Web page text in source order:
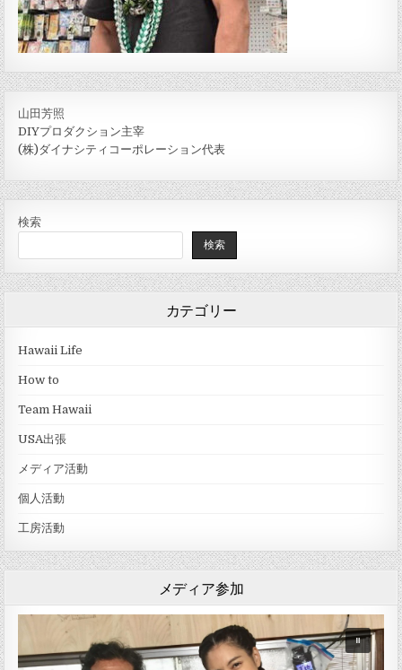
山田芳照
DIYプロダクション主宰
(株)ダイナシティコーポレーション代表
検索
検索
カテゴリー
Hawaii Life
How to
Team Hawaii
USA出張
メディア活動
個人活動
工房活動
メディア参加